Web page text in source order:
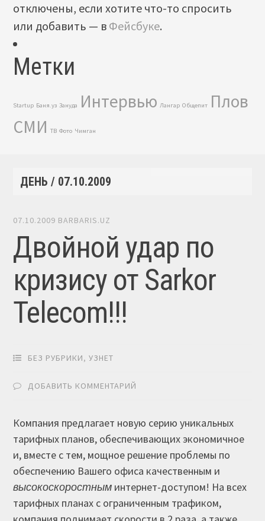
отключены, если хотите что-то спросить
или добавить — в Фейсбуке.
Метки
Startup Баня.уз Зануда Интервью Лангар Общепит Плов
СМИ ТВ Фото Чимган
ДЕНЬ / 07.10.2009
07.10.2009 BARBARIS.UZ
Двойной удар по
кризису от Sarkor
Telecom!!!
БЕЗ РУБРИКИ,УЗНЕТ
ДОБАВИТЬ КОММЕНТАРИЙ
Компания предлагает новую серию уникальных
тарифных планов, обеспечивающих экономичное
и, вместе с тем, мощное решение проблемы по
обеспечению Вашего офиса качественным и
высокоскоростным интернет-доступом! На всех
тарифных планах с ограниченным трафиком,